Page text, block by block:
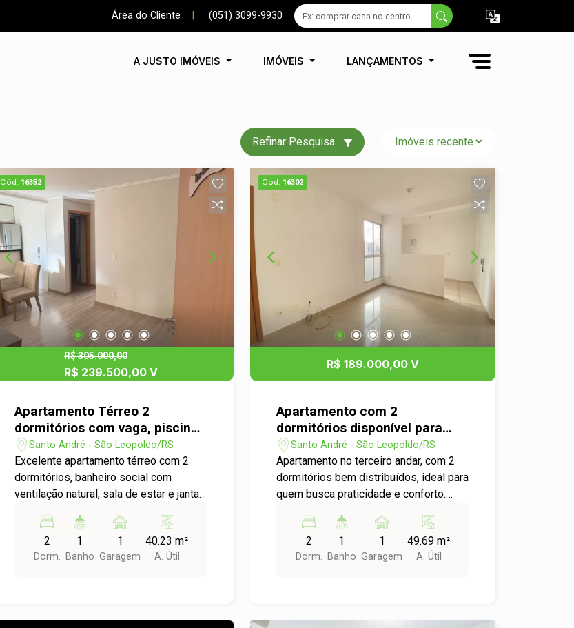
Área do Cliente (051) 3099-9930
A JUSTO IMÓVEIS IMÓVEIS LANÇAMENTOS
Refinar Pesquisa
Cód. 16352
R$ 305.000,00
R$ 239.500,00 V
Apartamento Térreo 2
dormitórios com vaga, piscina -
Pronto para morar no bairro
Santo André,
Santo André - São Leopoldo/RS
Excelente apartamento térreo com 2
dormitórios, banheiro social com
ventilação natural, sala de estar e jantar
se destacando por ambientes bem
iluminados, ventilados e ensolarados,
proporcionando conforto térmico e
2
Dorm.
1
Banho
1
Garagem
40.23 m²
A. Útil
Cód. 16302
R$ 189.000,00 V
Apartamento com 2
dormitórios disponível para
venda no bairro Santo André
Santo André - São Leopoldo/RS
Apartamento no terceiro andar, com 2
dormitórios bem distribuídos, ideal para
quem busca praticidade e conforto.
iluminação natural. O condomínio
oferece portaria 24 horas, garantindo
segurança e tranquilidade, além de
2
Dorm.
1
Banho
1
Garagem
49.69 m²
A. Útil